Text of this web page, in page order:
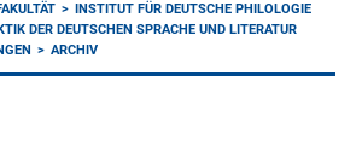
INSTITUT FÜR DEUTSCHE PHILOLOGIE
DER DEUTSCHEN SPRACHE UND LITERATUR
ARCHIV